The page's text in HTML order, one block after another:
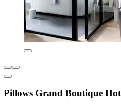
Pillows Grand Boutique